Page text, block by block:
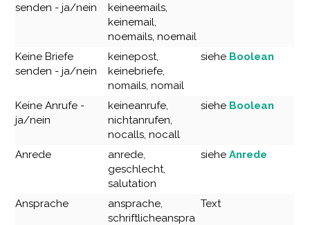
senden - ja/nein
keineemails,
keinemail,
noemails, noemail
Keine Briefe
senden - ja/nein
keinepost,
keinebriefe,
nomails, nomail
siehe Boolean
Keine Anrufe -
ja/nein
keineanrufe,
nichtanrufen,
nocalls, nocall
siehe Boolean
Anrede
anrede,
geschlecht,
salutation
sieheAnrede
Ansprache
ansprache,
schriftlicheanspra
Text